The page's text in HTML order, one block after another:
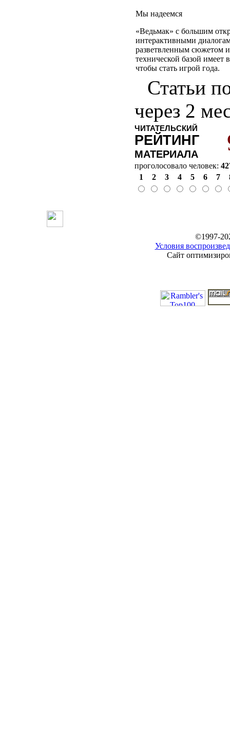
Мы надеемся
«Ведьмак» с большим
интерактивными
разветвленным сюжетом
технической базой имеет
чтобы стать игрой года.
Статьи
через 2
ЧИТАТЕЛЬСКИЙ
РЕЙТИНГ
МАТЕРИАЛА
проголосовало человек:
1
2 3 4 5 6 7
©1997-
Условия
Сайт